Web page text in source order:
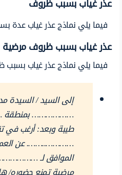
عذر غياب بسبب ظروف
فيما يلي نماذج عذر غياب عدة
عذر غياب بسبب ظروف مرضية
فيما يلي نماذج عذر غياب
إلى السيد / السيدة
……………… بمنطقة
طيبة وبعد: أرغب في
…………..……. عن
الموافق لـ